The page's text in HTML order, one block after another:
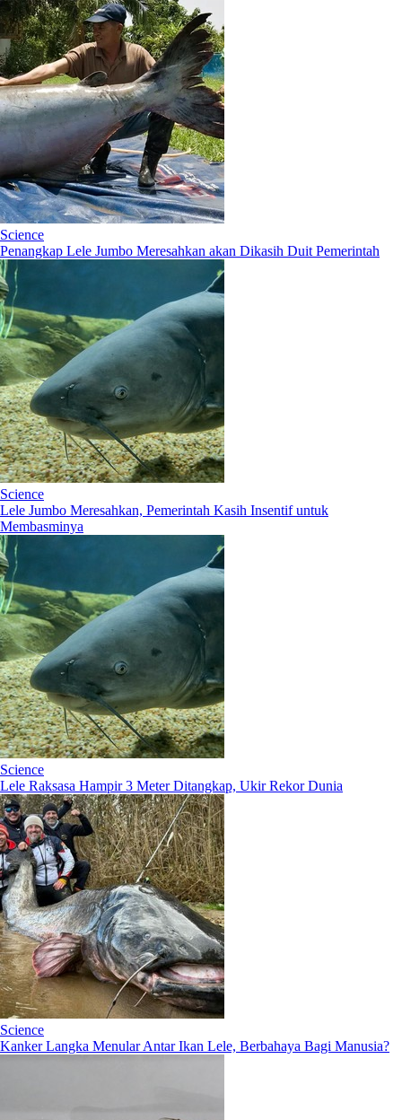
Science
Penangkap Lele Jumbo Meresahkan akan Dikasih Duit Pemerintah
Science
Lele Jumbo Meresahkan, Pemerintah Kasih Insentif untuk
Membasminya
Science
Lele Raksasa Hampir 3 Meter Ditangkap, Ukir Rekor Dunia
Science
Kanker Langka Menular Antar Ikan Lele, Berbahaya Bagi Manusia?